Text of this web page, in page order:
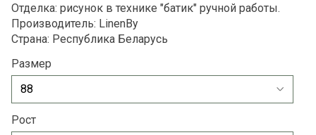
Отделка: рисунок в технике "батик" ручной работы.
Производитель: LinenBy
Страна: Республика Беларусь
Размер
Рост